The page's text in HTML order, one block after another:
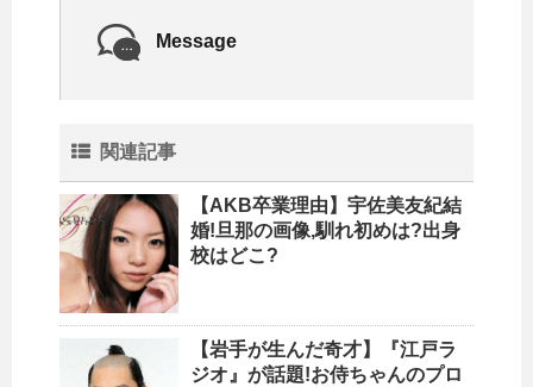
Message
関連記事
【AKB卒業理由】宇佐美友紀結
婚!旦那の画像,馴れ初めは?出身
校はどこ?
【岩手が生んだ奇才】『江戸ラ
ジオ』が話題!お侍ちゃんのプロ